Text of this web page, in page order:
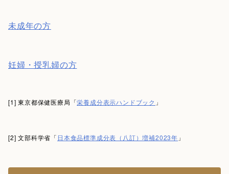
未成年の方
妊婦・授乳婦の方
[1] 東京都保健医療局「栄養成分表示ハンドブック 」
[2] 文部科学省「 日本食品標準成分表（八訂）増補2023年 」